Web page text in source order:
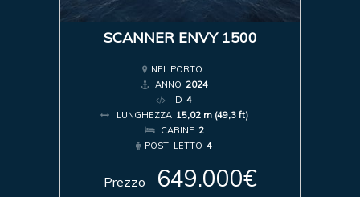
SCANNER ENVY 1500
NEL PORTO
ANNO 2024
ID 4
LUNGHEZZA 15,02 m (49,3 ft)
CABINE 2
POSTI LETTO 4
Prezzo 649.000€